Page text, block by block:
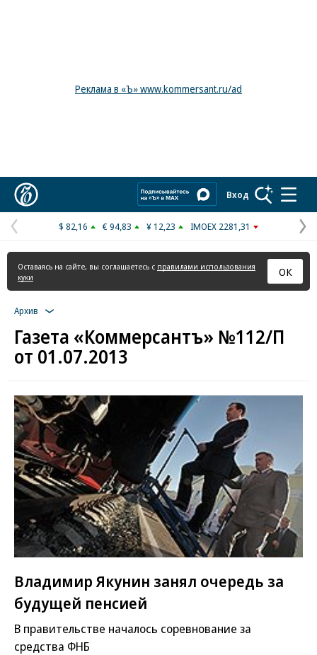
Реклама в «Ъ» www.kommersant.ru/ad
Вход
Предыдущая
страница
$ 82,16 € 94,83 ¥ 12,23 IMOEX 2281,31
Оставаясь на сайте, вы соглашаетесь с правилами использования
куки
ОК
Архив
Газета «Коммерсантъ» №112/П
от 01.07.2013
Владимир Якунин занял очередь за
будущей пенсией
В правительстве началось соревнование за
средства ФНБ